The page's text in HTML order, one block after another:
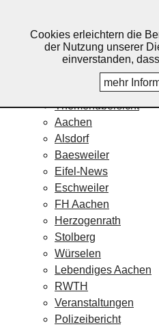
Home
Veranstaltungskalender
Themenübersicht
Aachen
Alsdorf
Baesweiler
Eifel-News
Eschweiler
FH Aachen
Herzogenrath
Stolberg
Würselen
Lebendiges Aachen
RWTH
Veranstaltungen
Polizeibericht
Cookies erleichtern die
der Nutzung unserer
einverstanden,
mehr